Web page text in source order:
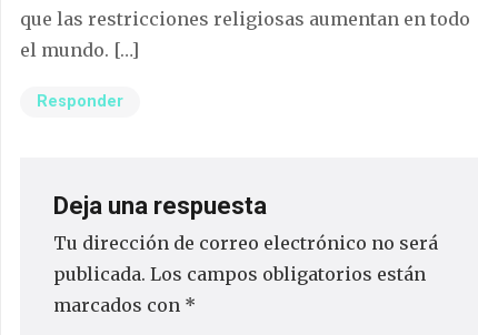
que las restricciones religiosas aumentan en todo
el mundo. […]
Responder
Deja una respuesta
Tu dirección de correo electrónico no será
publicada. Los campos obligatorios están
marcados con *